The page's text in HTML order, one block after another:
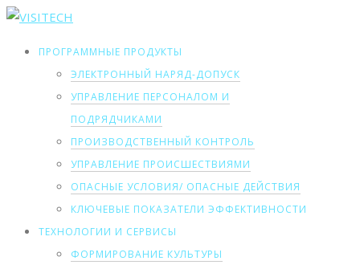
ПРОГРАММНЫЕ ПРОДУКТЫ
ЭЛЕКТРОННЫЙ НАРЯД-ДОПУСК
УПРАВЛЕНИЕ ПЕРСОНАЛОМ И
ПОДРЯДЧИКАМИ
ПРОИЗВОДСТВЕННЫЙ КОНТРОЛЬ
УПРАВЛЕНИЕ ПРОИСШЕСТВИЯМИ
ОПАСНЫЕ УСЛОВИЯ/ ОПАСНЫЕ ДЕЙСТВИЯ
КЛЮЧЕВЫЕ ПОКАЗАТЕЛИ ЭФФЕКТИВНОСТИ
ТЕХНОЛОГИИ И СЕРВИСЫ
ФОРМИРОВАНИЕ КУЛЬТУРЫ